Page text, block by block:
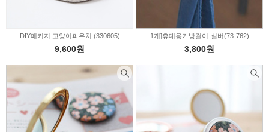
DIY패키지 고양이파우치 (330605)
9,600원
1개]휴대용가방걸이-실버(73-762)
3,800원